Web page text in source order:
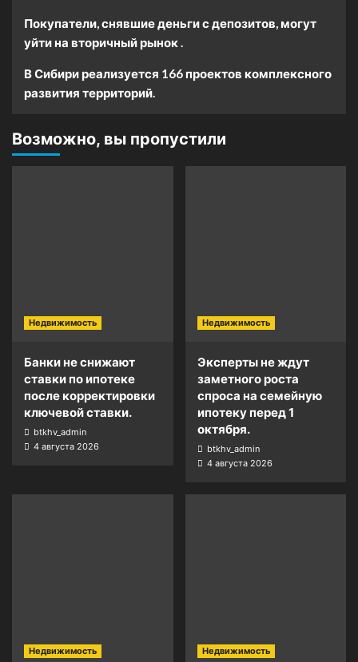
Покупатели, снявшие деньги с депозитов, могут
уйти на вторичный рынок .
В Сибири реализуется 166 проектов комплексного
развития территорий.
Возможно, вы пропустили
Недвижимость
Банки не снижают
ставки по ипотеке
после корректировки
ключевой ставки.
btkhv_admin
4 августа 2026
Недвижимость
Эксперты не ждут
заметного роста
спроса на семейную
ипотеку перед 1
октября.
btkhv_admin
4 августа 2026
Недвижимость Недвижимость